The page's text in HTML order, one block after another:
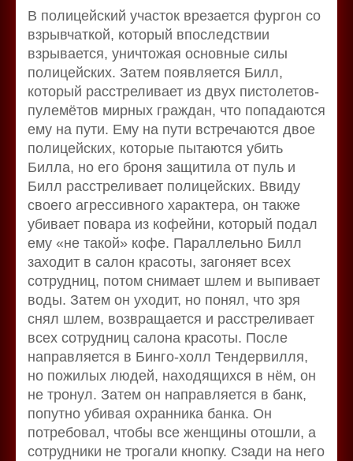
В полицейский участок врезается фургон со
взрывчаткой, который впоследствии
взрывается, уничтожая основные силы
полицейских. Затем появляется Билл,
который расстреливает из двух пистолетов-
пулемётов мирных граждан, что попадаются
ему на пути. Ему на пути встречаются двое
полицейских, которые пытаются убить
Билла, но его броня защитила от пуль и
Билл расстреливает полицейских. Ввиду
своего агрессивного характера, он также
убивает повара из кофейни, который подал
ему «не такой» кофе. Параллельно Билл
заходит в салон красоты, загоняет всех
сотрудниц, потом снимает шлем и выпивает
воды. Затем он уходит, но понял, что зря
снял шлем, возвращается и расстреливает
всех сотрудниц салона красоты. После
направляется в Бинго-холл Тендервилля,
но пожилых людей, находящихся в нём, он
не тронул. Затем он направляется в банк,
попутно убивая охранника банка. Он
потребовал, чтобы все женщины отошли, а
сотрудники не трогали кнопку. Сзади на него